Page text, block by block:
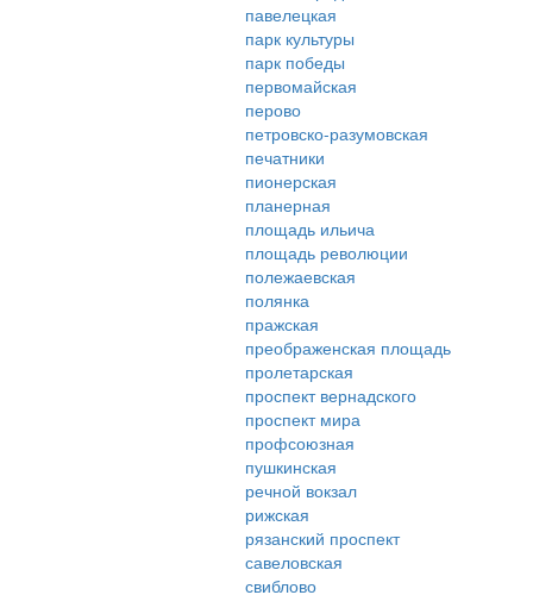
павелецкая
парк культуры
парк победы
первомайская
перово
петровско-разумовская
печатники
пионерская
планерная
площадь ильича
площадь революции
полежаевская
полянка
пражская
преображенская площадь
пролетарская
проспект вернадского
проспект мира
профсоюзная
пушкинская
речной вокзал
рижская
рязанский проспект
савеловская
свиблово